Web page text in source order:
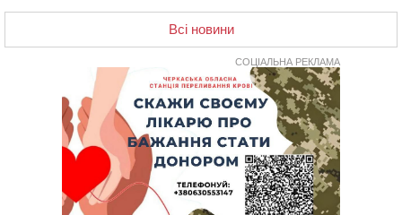
На Уманщині експосадовицю відділу освіти
судитимуть через завдані бюджету збитки
У Єрках прощатимуться з полеглим на Курщині
стрільцем ДШВ
Апеляційний суд підтвердив стягнення майже 250
тис. грн шкоди за незаконний вилов риби
У Черкасах за ніч виявили 15 порушників
комендантської години та 10 нетверезих водіїв
На Золотоніщині водійка збила пішохода, який
перебігав дорогу
Всі новини
СОЦІАЛЬНА РЕКЛАМА